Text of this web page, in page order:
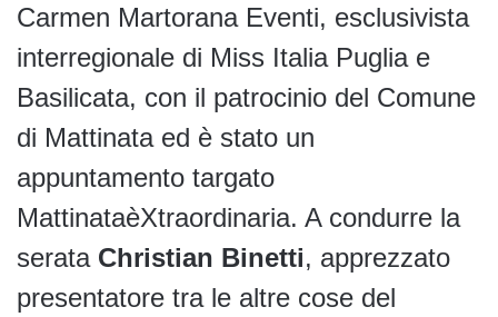
Carmen Martorana Eventi, esclusivista
interregionale di Miss Italia Puglia e
Basilicata, con il patrocinio del Comune
di Mattinata ed è stato un
appuntamento targato
MattinataèXtraordinaria. A condurre la
serata Christian Binetti, apprezzato
presentatore tra le altre cose del